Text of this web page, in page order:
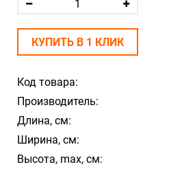
Код товара:
Производитель:
Длина, см:
Ширина, см:
Высота, max, см:
КУПИТЬ В 1 КЛИК